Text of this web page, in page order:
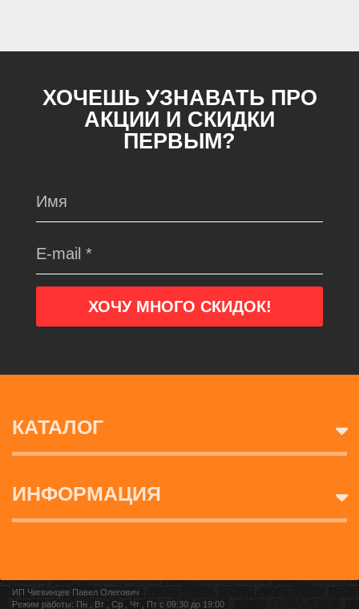
ХОЧЕШЬ УЗНАВАТЬ ПРО
АКЦИИ И СКИДКИ
ПЕРВЫМ?
КАТАЛОГ
ИНФОРМАЦИЯ
ИП Чигвинцев Павел Олегович
Режим работы: Пн , Вт , Ср , Чт , Пт c 09:30 до 19:00